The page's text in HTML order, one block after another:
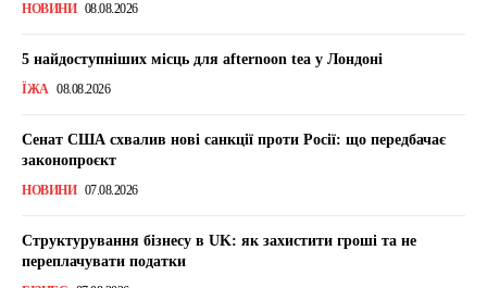
НОВИНИ 08.08.2026
5 найдоступніших місць для afternoon tea у Лондоні
ЇЖА 08.08.2026
Сенат США схвалив нові санкції проти Росії: що передбачає
законопроєкт
НОВИНИ 07.08.2026
Структурування бізнесу в UK: як захистити гроші та не
переплачувати податки